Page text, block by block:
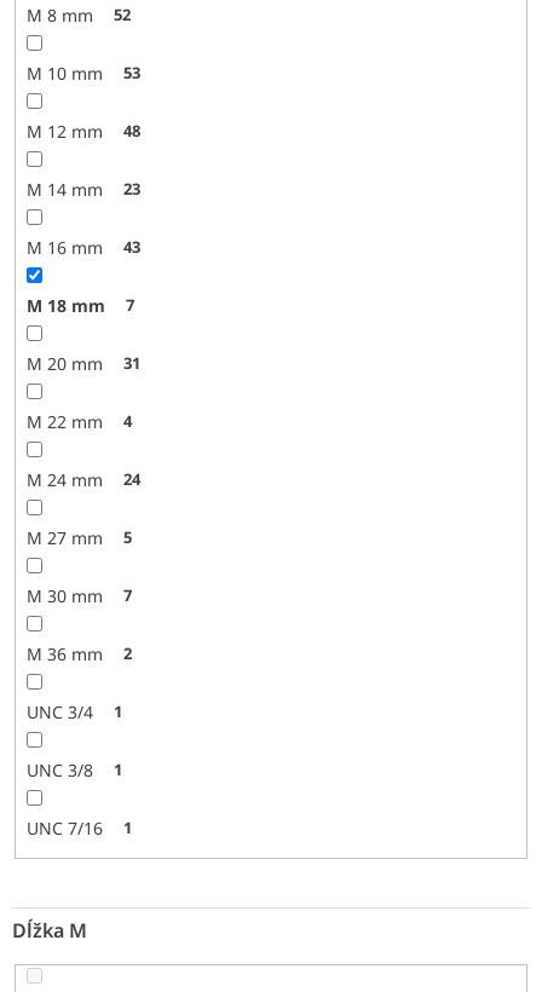
M 8 mm 52
M 10 mm 53
M 12 mm 48
M 14 mm 23
M 16 mm 43
M 18 mm 7
M 20 mm 31
M 22 mm 4
M 24 mm 24
M 27 mm 5
M 30 mm 7
M 36 mm 2
UNC 3/4 1
UNC 3/8 1
UNC 7/16 1
Dĺžka M